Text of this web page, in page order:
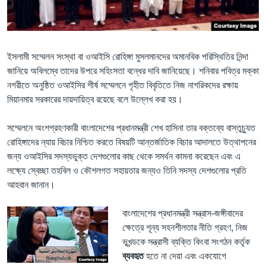
Learning English
FOLLOW US
অন্য ভাষায় ওয়েব সাইট
ইসলামী সম্মেলন সংস্থা বা ওআইসি রোহিঙ্গা মুসলমানদের অমানবিক পরিস্থিতির নিন্দা
জানিয়ে অবিলম্বে তাদের উপরে সহিংসতা বন্ধের দাবি জানিয়েছে। শনিবার পবিত্র মক্কা
নগরীতে অনুষ্ঠিত ওআইসির শীর্ষ সম্মেলনে গৃহীত বিবৃতিতে নিজ নাগরিকদের রক্ষায়
মিয়ানমার সরকারের দায়দায়িত্ব রয়েছে বলে উল্লেখ করা হয়।
সম্মেলনে অংশগ্রহণকারী বাংলাদেশের প্রধানমন্ত্রী শেখ হাসিনা তার বক্তব্যে বাস্তুচ্যুত
রোহিঙ্গাদের ন্যায় বিচার নিশ্চিত করতে বিষয়টি আন্তর্জাতিক বিচার আদালতে উত্থাপনের
জন্য ওআইসির সদস্যভুক্ত দেশগুলোর কাছ থেকে সমর্থন কামনা করেছেন এবং এ
লক্ষ্যে স্বেচ্ছা তহবিল ও কৌশলগত সহায়তার জন্যও তিনি সদস্য দেশগুলোর প্রতি
আহবান জানান।
বাংলাদেশের প্রধানমন্ত্রী সন্ত্রাস-জঙ্গীবাদের
ক্ষেত্রে শূন্য সহনশীলতার নীতি গ্রহণ, নিজ
ভূখন্ডকে সন্ত্রাসী ব্যক্তি কিংবা সংগঠন কর্তৃক
ব্যবহৃতহতে না দেয়া এবং একযোগে